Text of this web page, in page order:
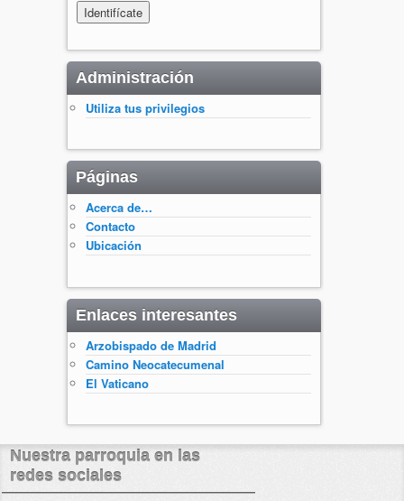
Administración
Utiliza tus privilegios
Páginas
Acerca de…
Contacto
Ubicación
Enlaces interesantes
Arzobispado de Madrid
Camino Neocatecumenal
El Vaticano
Nuestra parroquia en las
redes sociales